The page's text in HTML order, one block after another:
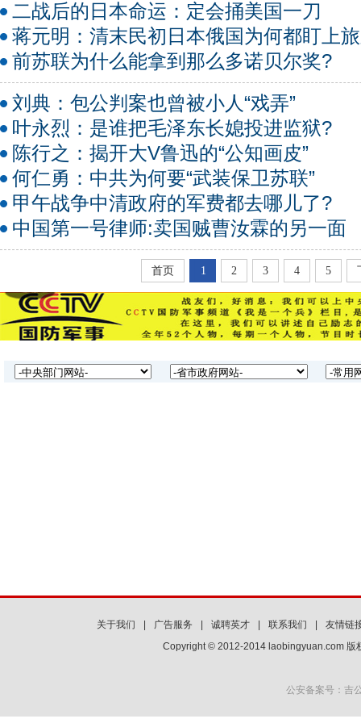
二战后的日本命运：定会捅美国一刀
蒋元明：清末民初日本俄国为何都盯上
前苏联为什么能拿到那么多诺贝尔奖?
刘典：包公判案也曾被小人“戏弄”
叶永烈：是谁把毛泽东长媳投进监狱?
陈行之：揭开大V鲁迅的“公知画皮”
何仁勇：中共为何要“武装保卫苏联”
甲午战争中清政府的军费都去哪儿了?
中国第一号律师:卖国贼曹汝霖的另一面
首页 1 2 3 4 5
关于我们 广告服务 诚聘英才 联系我们
友情链
Copyright © 2012-2014 laobingyuan.com 版
公安备案号：吉